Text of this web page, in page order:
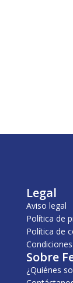
Legal
Aviso legal
Política de
Política de
Sobre
¿Quiénes